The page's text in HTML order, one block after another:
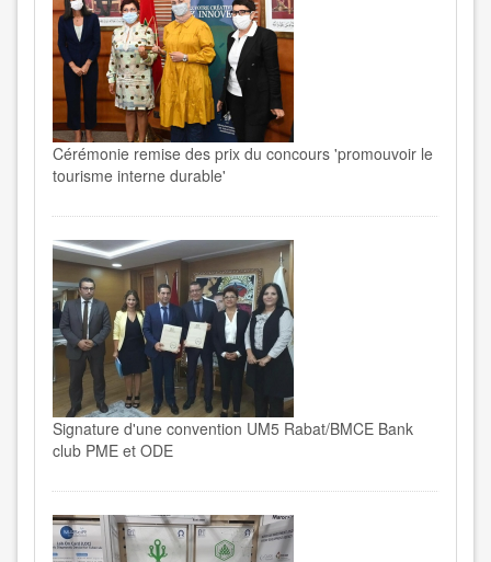
Cérémonie remise des prix du concours 'promouvoir le
tourisme interne durable'
Signature d'une convention UM5 Rabat/BMCE Bank
club PME et ODE